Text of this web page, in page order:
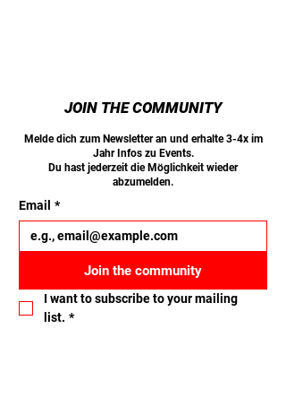
JOIN THE COMMUNITY
Melde dich zum Newsletter an und erhalte 3-4x im
Jahr Infos zu Events.
Du hast jederzeit die Möglichkeit wieder
abzumelden.
Email *
Join the community
I want to subscribe to your mailing
list. *